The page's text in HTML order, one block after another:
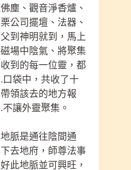
塵、觀音淨香爐、
公司擺壇、法器、
到神明就到，馬上
場中陰氣、將聚集
到的每一位靈，都
袋中，共收了十
領該去的地方報
讓外靈聚集。
脈是通往陰間通
去地府，師尊法事
此地脈並可興旺，